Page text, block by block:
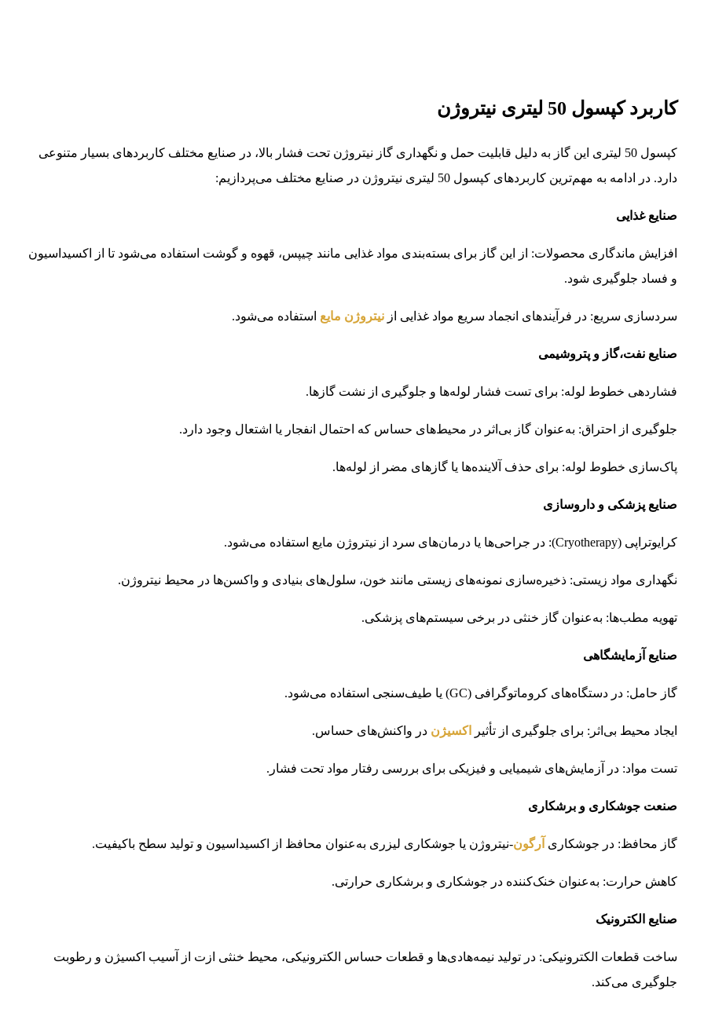
کاربرد کپسول 50 لیتری نیتروژن
کپسول 50 لیتری این گاز به دلیل قابلیت حمل و نگهداری گاز نیتروژن تحت فشار بالا، در صنایع مختلف کاربردهای بسیار متنوعی
دارد. در ادامه به مهم‌ترین کاربردهای کپسول 50 لیتری نیتروژن در صنایع مختلف می‌پردازیم:
صنایع غذایی
افزایش ماندگاری محصولات: از این گاز برای بسته‌بندی مواد غذایی مانند چیپس، قهوه و گوشت استفاده می‌شود تا از اکسیداسیون
و فساد جلوگیری شود.
سردسازی سریع: در فرآیندهای انجماد سریع مواد غذایی از نیتروژن مایع استفاده می‌شود.
صنایع نفت،گاز و پتروشیمی
فشاردهی خطوط لوله: برای تست فشار لوله‌ها و جلوگیری از نشت گازها.
جلوگیری از احتراق: به‌عنوان گاز بی‌اثر در محیط‌های حساس که احتمال انفجار یا اشتعال وجود دارد.
پاک‌سازی خطوط لوله: برای حذف آلاینده‌ها یا گازهای مضر از لوله‌ها.
صنایع پزشکی و داروسازی
کرایوتراپی (Cryotherapy): در جراحی‌ها یا درمان‌های سرد از نیتروژن مایع استفاده می‌شود.
نگهداری مواد زیستی: ذخیره‌سازی نمونه‌های زیستی مانند خون، سلول‌های بنیادی و واکسن‌ها در محیط نیتروژن.
تهویه مطب‌ها: به‌عنوان گاز خنثی در برخی سیستم‌های پزشکی.
صنایع آزمایشگاهی
گاز حامل: در دستگاه‌های کروماتوگرافی (GC) یا طیف‌سنجی استفاده می‌شود.
ایجاد محیط بی‌اثر: برای جلوگیری از تأثیر اکسیژن در واکنش‌های حساس.
تست مواد: در آزمایش‌های شیمیایی و فیزیکی برای بررسی رفتار مواد تحت فشار.
صنعت جوشکاری و برشکاری
گاز محافظ: در جوشکاری آرگون-نیتروژن یا جوشکاری لیزری به‌عنوان محافظ از اکسیداسیون و تولید سطح باکیفیت.
کاهش حرارت: به‌عنوان خنک‌کننده در جوشکاری و برشکاری حرارتی.
صنایع الکترونیک
ساخت قطعات الکترونیکی: در تولید نیمه‌هادی‌ها و قطعات حساس الکترونیکی، محیط خنثی ازت از آسیب اکسیژن و رطوبت
جلوگیری می‌کند.